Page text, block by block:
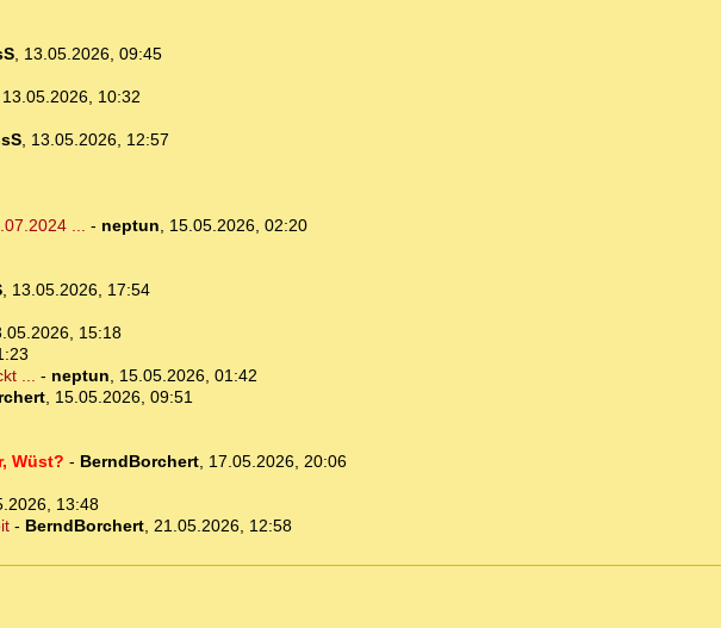
, 13.05.2026, 09:45
13.05.2026, 10:32
, 13.05.2026, 12:57
... - neptun, 15.05.2026, 02:20
, 13.05.2026, 17:54
15:18
... - neptun, 15.05.2026, 01:42
, 15.05.2026, 09:51
Wüst? - BerndBorchert, 17.05.2026, 20:06
13:48
- BerndBorchert, 21.05.2026, 12:58